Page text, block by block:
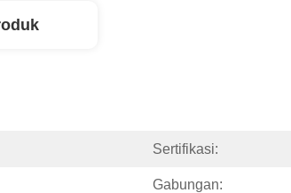
Sertifikasi:
Gabungan: